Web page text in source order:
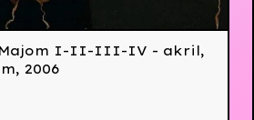
Majom I-II-III-IV - akril,
2006